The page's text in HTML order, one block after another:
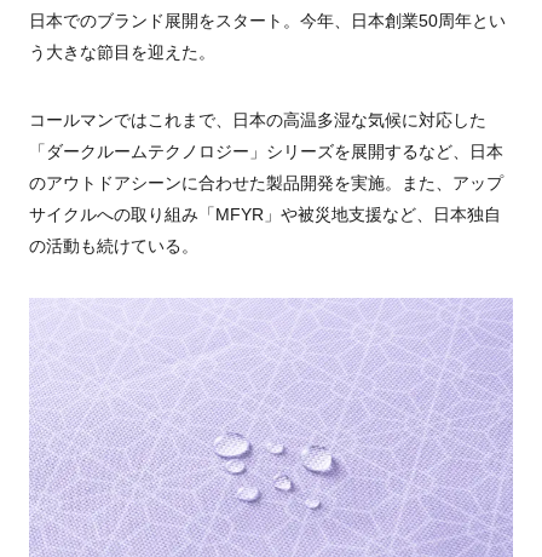
日本でのブランド展開をスタート。今年、日本創業50周年とい
う大きな節目を迎えた。
コールマンではこれまで、日本の高温多湿な気候に対応した
「ダークルームテクノロジー」シリーズを展開するなど、日本
のアウトドアシーンに合わせた製品開発を実施。また、アップ
サイクルへの取り組み「MFYR」や被災地支援など、日本独自
の活動も続けている。